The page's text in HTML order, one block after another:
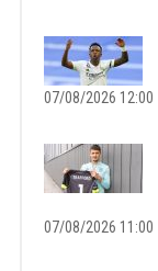
07/08/2026 12:00
07/08/2026 11:00